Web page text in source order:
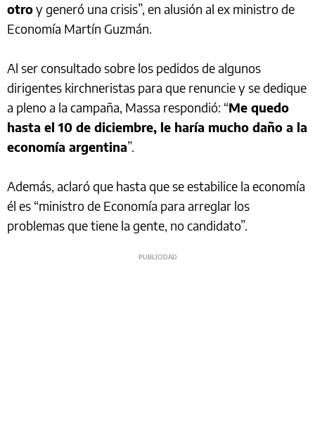
otroy generó una crisis”, en alusión al ex ministro de
Economía Martín Guzmán.
Al ser consultado sobre los pedidos de algunos
dirigentes kirchneristas para que renuncie y se dedique
a pleno a la campaña, Massa respondió: “Me quedo
hasta el 10 de diciembre, le haría mucho daño a la
economía argentina”.
Además, aclaró que hasta que se estabilice la economía
él es “ministro de Economía para arreglar los
problemas que tiene la gente, no candidato”.